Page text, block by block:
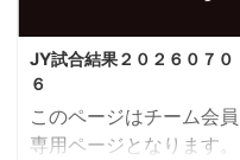
JY試合結果２０２６０７０
６
このページはチーム会員
専用ページとなります。